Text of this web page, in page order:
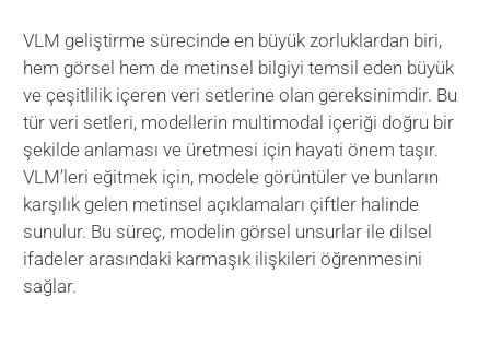
VLM geliştirme sürecinde en büyük zorluklardan biri,
hem görsel hem de metinsel bilgiyi temsil eden büyük
ve çeşitlilik içeren veri setlerine olan gereksinimdir. Bu
tür veri setleri, modellerin multimodal içeriği doğru bir
şekilde anlaması ve üretmesi için hayati önem taşır.
VLM’leri eğitmek için, modele görüntüler ve bunların
karşılık gelen metinsel açıklamaları çiftler halinde
sunulur. Bu süreç, modelin görsel unsurlar ile dilsel
ifadeler arasındaki karmaşık ilişkileri öğrenmesini
sağlar.